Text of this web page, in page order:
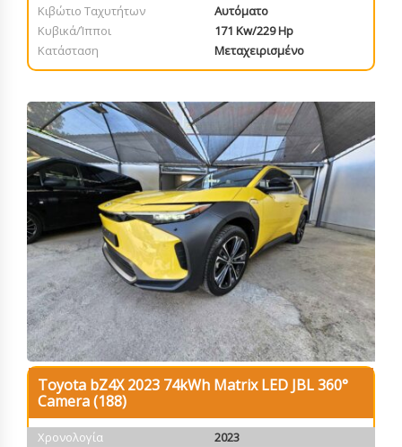
Κιβώτιο Ταχυτήτων
Αυτόματο
Κυβικά/Ίπποι
171 Kw/229 Hp
Κατάσταση
Μεταχειρισμένο
Toyota bZ4X 2023 74kWh Matrix LED JBL 360°
Camera (188)
Χρονολογία
2023